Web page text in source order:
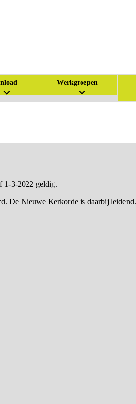
Werkgroepen
1-3-2022 geldig.
De Nieuwe Kerkorde is daarbij leidend.